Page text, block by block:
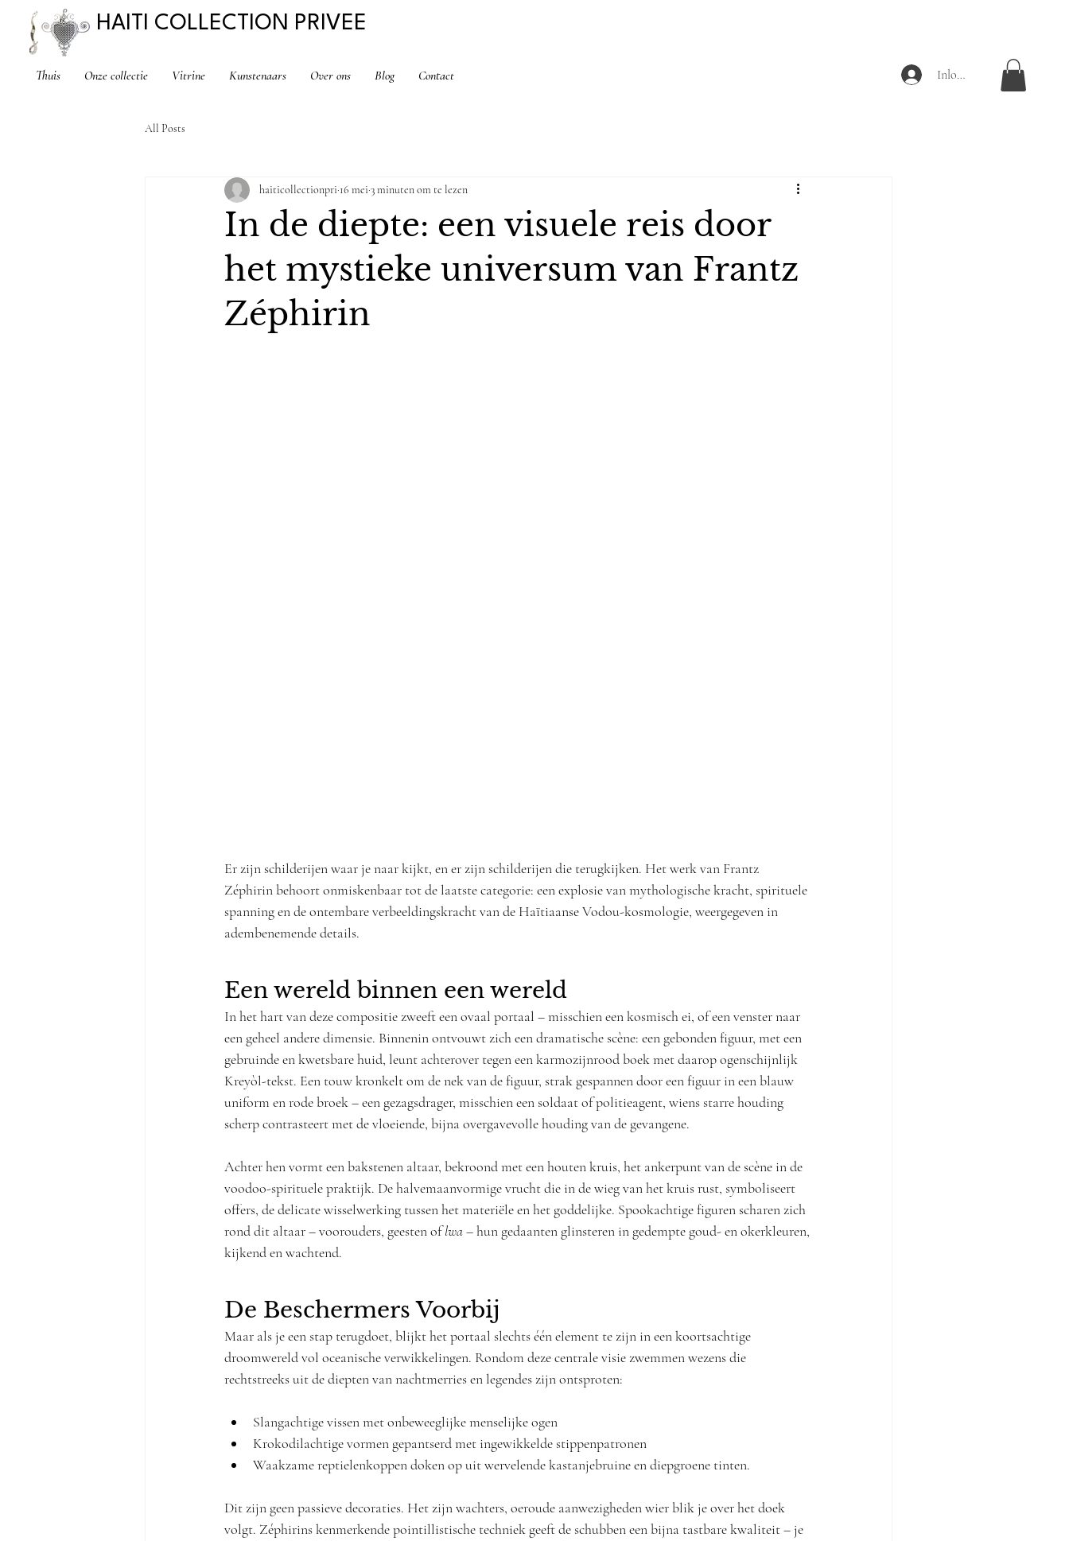
HAITI COLLECTION PRIVEE
Thuis Onze collectie Vitrine Kunstenaars Over ons Blog Contact Inloggen
All Posts
In de diepte: een visuele reis door
het mystieke universum van Frantz
Zéphirin
haiticollectionpri 16 mei 3 minuten om te lezen
Er zijn schilderijen waar je naar kijkt, en er zijn schilderijen die terugkijken. Het werk van Frantz
Zéphirin behoort onmiskenbaar tot de laatste categorie: een explosie van mythologische kracht, spirituele
spanning en de ontembare verbeeldingskracht van de Haïtiaanse Vodou-kosmologie, weergegeven in
adembenemende details.
Een wereld binnen een wereld
In het hart van deze compositie zweeft een ovaal portaal – misschien een kosmisch ei, of een venster naar
een geheel andere dimensie. Binnenin ontvouwt zich een dramatische scène: een gebonden figuur, met een
gebruinde en kwetsbare huid, leunt achterover tegen een karmozijnrood boek met daarop ogenschijnlijk
Kreyòl-tekst. Een touw kronkelt om de nek van de figuur, strak gespannen door een figuur in een blauw
uniform en rode broek – een gezagsdrager, misschien een soldaat of politieagent, wiens starre houding
scherp contrasteert met de vloeiende, bijna overgavevolle houding van de gevangene.
Achter hen vormt een bakstenen altaar, bekroond met een houten kruis, het ankerpunt van de scène in de
voodoo-spirituele praktijk. De halvemaanvormige vrucht die in de wieg van het kruis rust, symboliseert
offers, de delicate wisselwerking tussen het materiële en het goddelijke. Spookachtige figuren scharen zich
rond dit altaar – voorouders, geesten of lwa – hun gedaanten glinsteren in gedempte goud- en okerkleuren,
kijkend en wachtend.
De Beschermers Voorbij
Maar als je een stap terugdoet, blijkt het portaal slechts één element te zijn in een koortsachtige
droomwereld vol oceanische verwikkelingen. Rondom deze centrale visie zwemmen wezens die
rechtstreeks uit de diepten van nachtmerries en legendes zijn ontsproten:
Slangachtige vissen met onbeweeglijke menselijke ogen
Krokodilachtige vormen gepantserd met ingewikkelde stippenpatronen
Waakzame reptielenkoppen doken op uit wervelende kastanjebruine en diepgroene tinten.
Dit zijn geen passieve decoraties. Het zijn wachters, oeroude aanwezigheden wier blik je over het doek
volgt. Zéphirins kenmerkende pointillistische techniek geeft de schubben een bijna tastbare kwaliteit – je